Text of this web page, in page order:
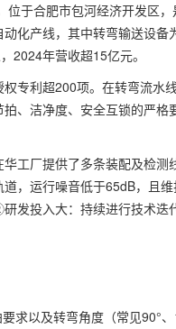
于合肥市包河经济开发区
化产线，其中转弯输送设
2024年营收超15亿元。
专利超200项。在转弯流水
、洁净度、安全互锁的严
工厂提供了多条装配及检
，运行噪音低于65dB，且
发投入大：持续进行技术
求以及转弯角度（常见90°